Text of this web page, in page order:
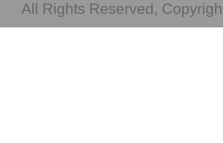
All Rights Reserved,